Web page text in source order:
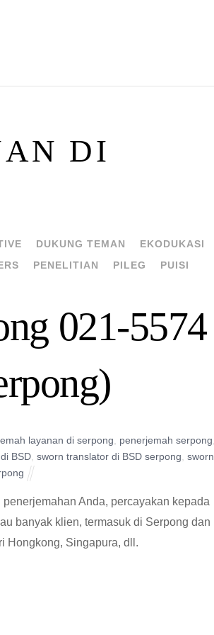
DI
DUKUNG TEMAN
EKODUKASI
PENELITIAN PILEG PUISI
021-5574
layanan di serpong penerjemah serpong
BSD, sworn translator di BSD serpong sworn
Anda, percayakan kepada
banyak klien, termasuk di Serpong dan
Hongkong, Singapura, dll.